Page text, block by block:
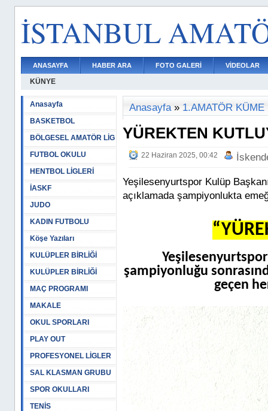
İSTANBUL
ANASAYFA HABER ARA FOTO GALERİ VİDEOLAR
KÜNYE
Anasayfa
BASKETBOL
BÖLGESEL AMATÖR LİG
FUTBOL OKULU
HENTBOL LİGLERİ
İASKF
JUDO
KADIN FUTBOLU
Köşe Yazıları
KULÜPLER BİRLİĞİ
KULÜPLER BİRLİĞİ
MAÇ PROGRAMI
MAKALE
OKUL SPORLARI
PLAY OUT
PROFESYONEL LİGLER
SAL KLASMAN GRUBU
SPOR OKULLARI
TENİS
Anasayfa» 1.AMATÖR KÜME
YÜREKTEN
22 Haziran 2025, 00:42
Yeşilesenyurtspor Kulüp
açıklamada şampiyonlukta
şampiyonluğu
geçen